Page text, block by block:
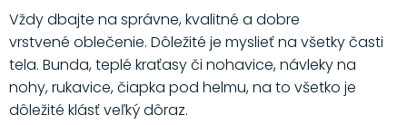
Vždy dbajte na správne, kvalitné a dobre
vrstvené oblečenie. Dôležité je myslieť na všetky časti
tela. Bunda, teplé kraťasy či nohavice, návleky na
nohy, rukavice, čiapka pod helmu, na to všetko je
dôležité klásť veľký dôraz.